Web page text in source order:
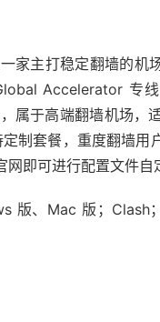
家主打稳定翻墙的机
Accelerator 专
属于高端翻墙机场，
制套餐，重度翻墙用
即可进行配置文件自
版、Mac 版；Clash